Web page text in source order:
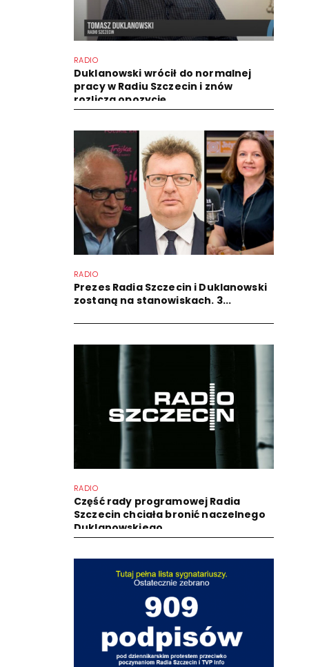
RADIO
Duklanowski wrócił do normalnej
pracy w Radiu Szczecin i znów
rozlicza opozycję
RADIO
Prezes Radia Szczecin i Duklanowski
zostaną na stanowiskach. 3...
RADIO
Część rady programowej Radia
Szczecin chciała bronić naczelnego
Duklanowskiego